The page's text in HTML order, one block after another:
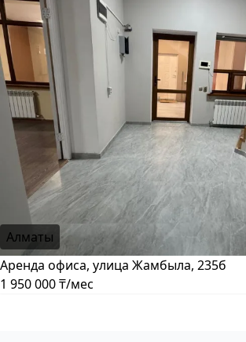
Алматы
Аренда офиса, улица Жамбыла, 235б
1 950 000 ₸/мес